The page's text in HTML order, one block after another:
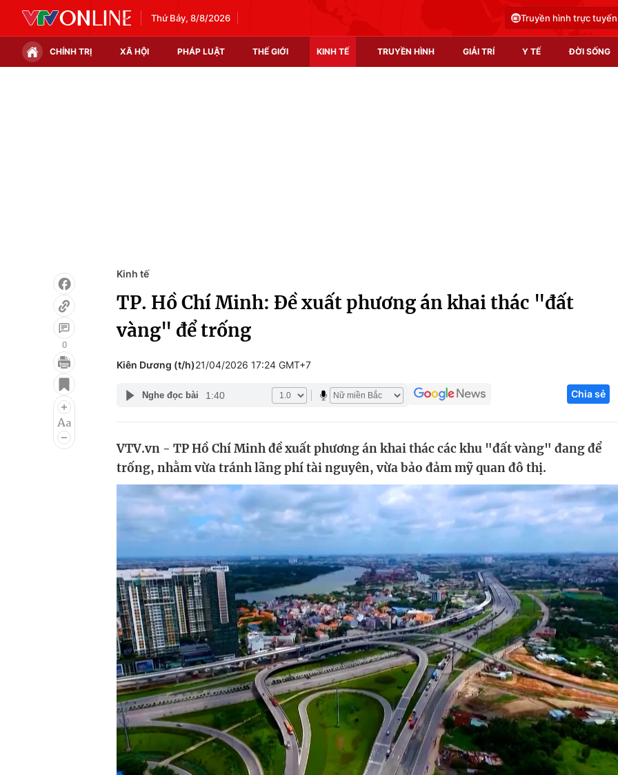
Thứ Bảy, 8/8/2026 Truyền hình trực tuyến
CHÍNH TRỊ XÃ HỘI PHÁP LUẬT THẾ GIỚI KINH TẾ TRUYỀN HÌNH GIẢI TRÍ Y TẾ ĐỜI SỐNG
Infographic
Điện ảnh
Âm nhạc
Du lịch
Chất lượng cuộc sống
Tuyển sinh
Hitech Công
Thị trường
Tư vấn
0
Kinh tế
TP. Hồ Chí Minh: Đề xuất phương án khai thác "đất
vàng" để trống
Kiên Dương (t/h)21/04/2026 17:24 GMT+7
Nghe đọc bài 1:40 Chia sẻ
VTV.vn - TP Hồ Chí Minh đề xuất phương án khai thác các khu "đất vàng" đang để
trống, nhằm vừa tránh lãng phí tài nguyên, vừa bảo đảm mỹ quan đô thị.